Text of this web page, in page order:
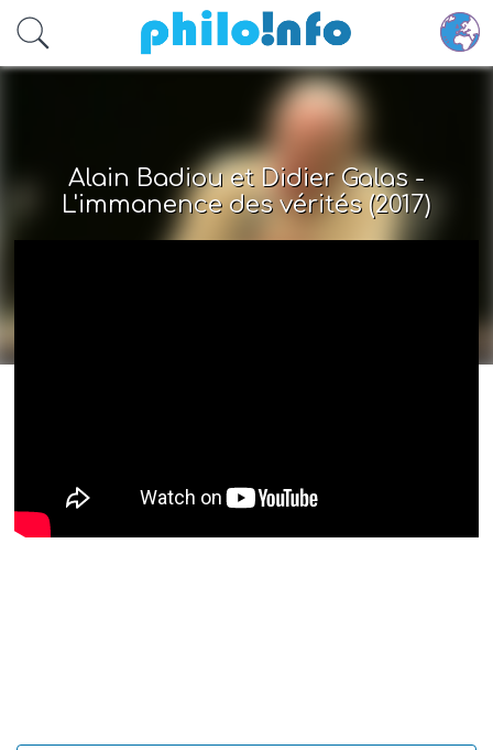
Accéder au contenu principal
Alain Badiou et Didier Galas -
L'immanence des vérités (2017)